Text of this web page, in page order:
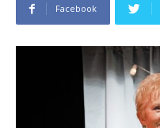
Facebook